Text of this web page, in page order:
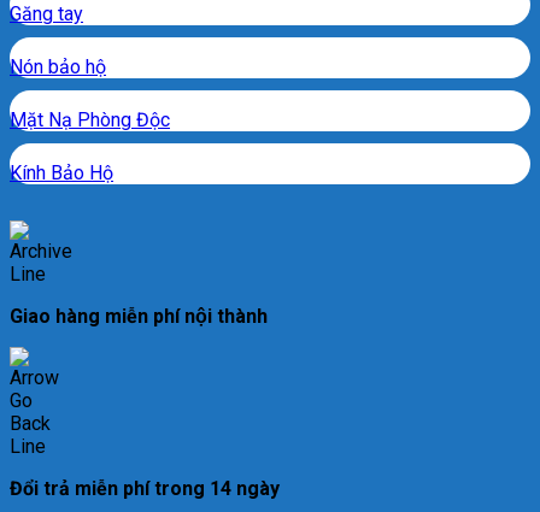
Găng tay
Nón bảo hộ
Mặt Nạ Phòng Độc
Kính Bảo Hộ
Giao hàng miễn phí nội thành
Đổi trả miễn phí trong 14 ngày